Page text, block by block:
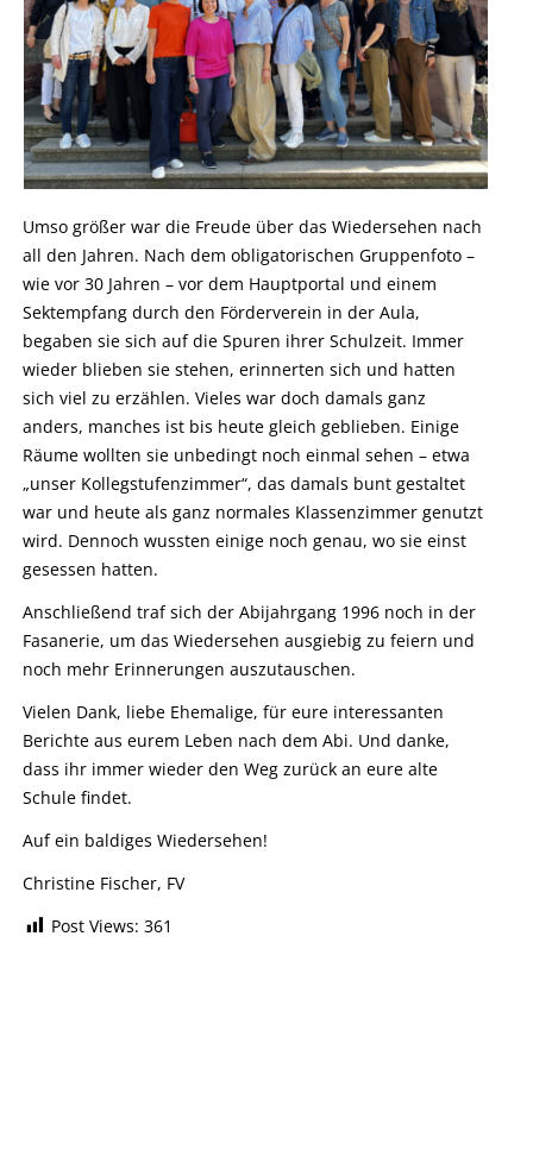
Umso größer war die Freude über das Wiedersehen nach
all den Jahren. Nach dem obligatorischen Gruppenfoto –
wie vor 30 Jahren – vor dem Hauptportal und einem
Sektempfang durch den Förderverein in der Aula,
begaben sie sich auf die Spuren ihrer Schulzeit. Immer
wieder blieben sie stehen, erinnerten sich und hatten
sich viel zu erzählen. Vieles war doch damals ganz
anders, manches ist bis heute gleich geblieben. Einige
Räume wollten sie unbedingt noch einmal sehen – etwa
„unser Kollegstufenzimmer“, das damals bunt gestaltet
war und heute als ganz normales Klassenzimmer genutzt
wird. Dennoch wussten einige noch genau, wo sie einst
gesessen hatten.
Anschließend traf sich der Abijahrgang 1996 noch in der
Fasanerie, um das Wiedersehen ausgiebig zu feiern und
noch mehr Erinnerungen auszutauschen.
Vielen Dank, liebe Ehemalige, für eure interessanten
Berichte aus eurem Leben nach dem Abi. Und danke,
dass ihr immer wieder den Weg zurück an eure alte
Schule findet.
Auf ein baldiges Wiedersehen!
Christine Fischer, FV
Post Views: 361